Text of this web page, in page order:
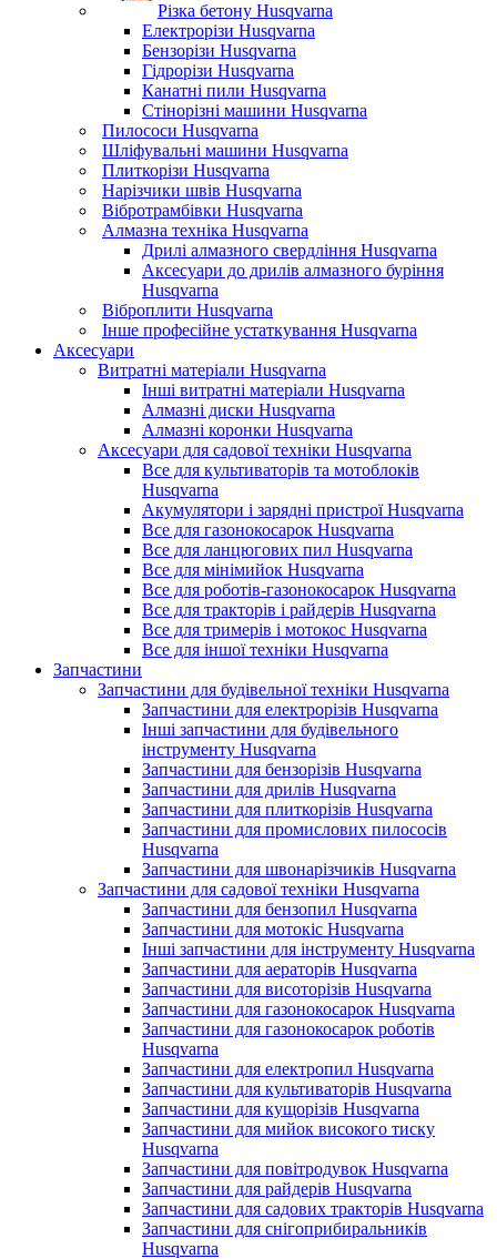
Різка бетону Husqvarna
Електрорізи Husqvarna
Бензорізи Husqvarna
Гідрорізи Husqvarna
Канатні пили Husqvarna
Стінорізні машини Husqvarna
Пилососи Husqvarna
Шліфувальні машини Husqvarna
Плиткорізи Husqvarna
Нарізчики швів Husqvarna
Вібротрамбівки Husqvarna
Алмазна техніка Husqvarna
Дрилі алмазного свердління Husqvarna
Аксесуари до дрилів алмазного буріння
Husqvarna
Віброплити Husqvarna
Інше професійне устаткування Husqvarna
Аксесуари
Витратні матеріали Husqvarna
Інші витратні матеріали Husqvarna
Алмазні диски Husqvarna
Алмазні коронки Husqvarna
Аксесуари для садової техніки Husqvarna
Все для культиваторів та мотоблоків
Husqvarna
Акумулятори і зарядні пристрої Husqvarna
Все для газонокосарок Husqvarna
Все для ланцюгових пил Husqvarna
Все для мінімийок Husqvarna
Все для роботів-газонокосарок Husqvarna
Все для тракторів і райдерів Husqvarna
Все для тримерів і мотокос Husqvarna
Все для іншої техніки Husqvarna
Запчастини
Запчастини для будівельної техніки Husqvarna
Запчастини для електрорізів Husqvarna
Інші запчастини для будівельного
інструменту Husqvarna
Запчастини для бензорізів Husqvarna
Запчастини для дрилів Husqvarna
Запчастини для плиткорізів Husqvarna
Запчастини для промислових пилососів
Husqvarna
Запчастини для швонарізчиків Husqvarna
Запчастини для садової техніки Husqvarna
Запчастини для бензопил Husqvarna
Запчастини для мотокіс Husqvarna
Інші запчастини для інструменту Husqvarna
Запчастини для аераторів Husqvarna
Запчастини для висоторізів Husqvarna
Запчастини для газонокосарок Husqvarna
Запчастини для газонокосарок роботів
Husqvarna
Запчастини для електропил Husqvarna
Запчастини для культиваторів Husqvarna
Запчастини для кущорізів Husqvarna
Запчастини для мийок високого тиску
Husqvarna
Запчастини для повітродувок Husqvarna
Запчастини для райдерів Husqvarna
Запчастини для садових тракторів Husqvarna
Запчастини для снігоприбиральників
Husqvarna